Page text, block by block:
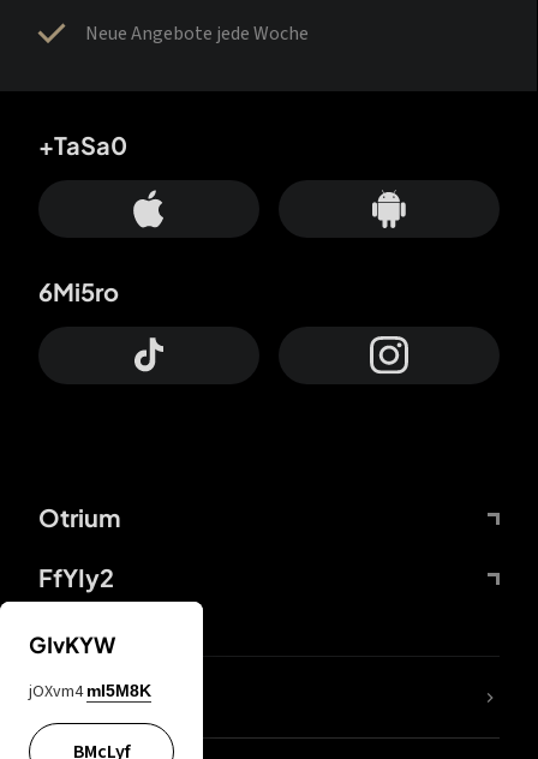
Neue Angebote jede Woche
Otrium
FfYIy2
+TaSa0
6Mi5ro
DDcvSo
GIvKYW
jOXvm4 mI5M8K
BMcLyf